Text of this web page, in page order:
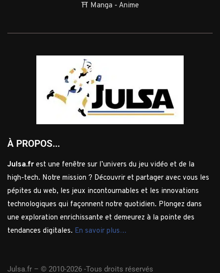
⛩️ Manga - Anime
À PROPOS...
Julsa.fr est une fenêtre sur l’univers du jeu vidéo et de la
high-tech. Notre mission ? Découvrir et partager avec vous les
pépites du web, les jeux incontournables et les innovations
technologiques qui façonnent notre quotidien. Plongez dans
une exploration enrichissante et demeurez à la pointe des
tendances digitales. En savoir plus…
Julsa.fr – © 2010-2026 -Tous droits réservés